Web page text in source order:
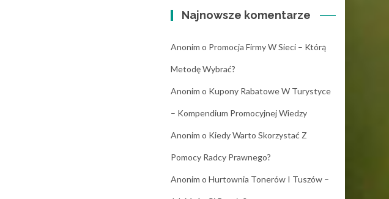
Najnowsze komentarze
Anonim o Promocja Firmy W Sieci – Którą
Metodę Wybrać?
Anonim o Kupony Rabatowe W Turystyce
– Kompendium Promocyjnej Wiedzy
Anonim o Kiedy Warto Skorzystać Z
Pomocy Radcy Prawnego?
Anonim o Hurtownia Tonerów I Tuszów –